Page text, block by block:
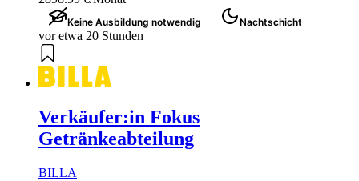
Keine Ausbildung notwendig Nachtschicht
vor etwa 20 Stunden
Verkäufer:in Fokus
Getränkeabteilung
BILLA